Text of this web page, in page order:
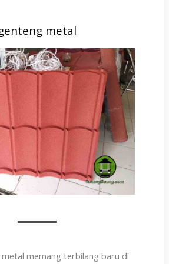
metal
memang terbilang baru di